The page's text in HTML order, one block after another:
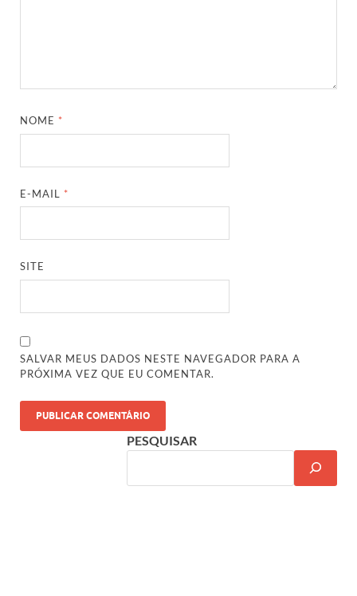
NOME *
E-MAIL *
SITE
SALVAR MEUS DADOS NESTE NAVEGADOR PARA A
PRÓXIMA VEZ QUE EU COMENTAR.
PESQUISAR